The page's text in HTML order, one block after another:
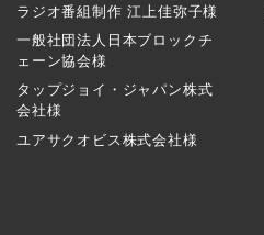
ラジオ番組制作 江上佳弥子様
一般社団法人日本ブロックチ
ェーン協会様
タップジョイ・ジャパン株式
会社様
ユアサクオビス株式会社様